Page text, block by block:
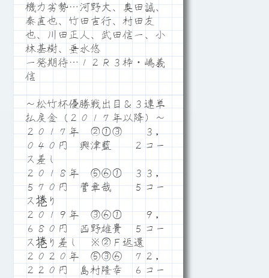
機力劣勢…河野大、奥田誠、
秦直也、竹田吉行、村田友
也、川田正人、武田信一、小
林基樹、垂水悠
一発期待…１２Ｒ３枠・嶋義
信
～松竹杯優勝戦出目＆３連単
払戻金（２０１７年以降）～
２０１７年 ②①③ ３，
０４０円 興津藍 ２コー
ス差し
２０１８年 ⑤⑥① ３３，
５７０円 菅章哉 ５コー
ス捲り
２０１９年 ③⑥① ９，
６８０円 西野雄貴 ５コー
ス捲り差し ※②Ｆ返還
２０２０年 ⑤③⑥ ７２，
２２０円 島村隆幸 ６コー